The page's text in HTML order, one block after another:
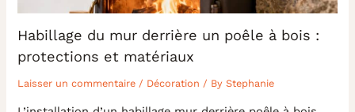
Habillage du mur derrière un poêle à bois :
protections et matériaux
Laisser un commentaire / Décoration / ByStephanie